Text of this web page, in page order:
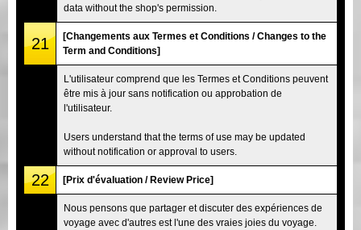
data without the shop's permission.
21
[Changements aux Termes et Conditions / Changes to the
Term and Conditions]
L'utilisateur comprend que les Termes et Conditions peuvent
être mis à jour sans notification ou approbation de
l'utilisateur.
Users understand that the terms of use may be updated
without notification or approval to users.
22 [Prix d'évaluation / Review Price]
Nous pensons que partager et discuter des expériences de
voyage avec d'autres est l'une des vraies joies du voyage.